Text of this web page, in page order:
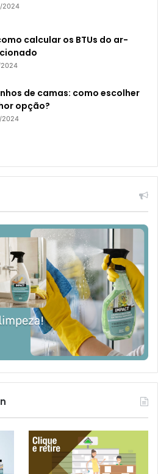
2024
calcular os BTUs do ar-
de camas: como escolher
opção?
2024